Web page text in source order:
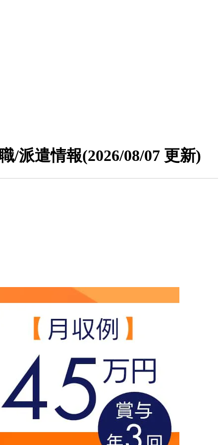
/派遣情報(2026/08/07 更新)